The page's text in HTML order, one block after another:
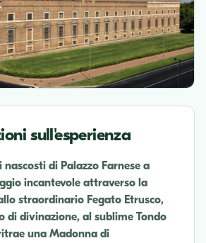
sull'esperienza
nascosti di Palazzo Farnese a
incantevole attraverso la
straordinario Fegato Etrusco,
di divinazione, al sublime Tondo
una Madonna di